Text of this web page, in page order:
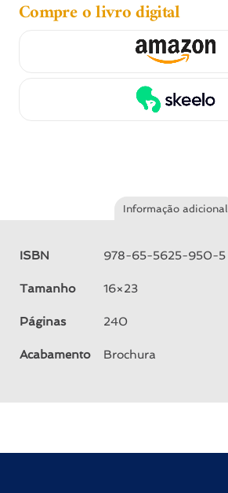
Compre o livro digital
Informação adicional
ISBN 978-65-5625-950-5
Tamanho 16×23
Páginas 240
Acabamento Brochura